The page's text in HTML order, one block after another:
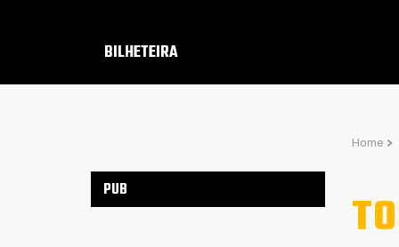
BILHETEIRA
Home >
PUB